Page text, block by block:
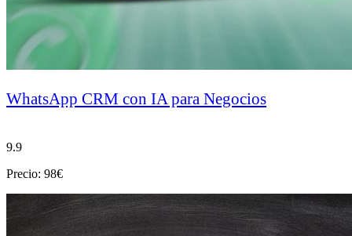
WhatsApp CRM con IA para Negocios
9.9
Precio: 98€